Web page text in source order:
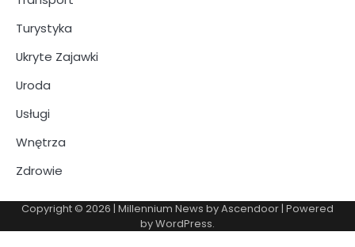
Turystyka
Ukryte Zajawki
Uroda
Usługi
Wnętrza
Zdrowie
Copyright © 2026 | Millennium News byAscendoor | Powered
byWordPress.